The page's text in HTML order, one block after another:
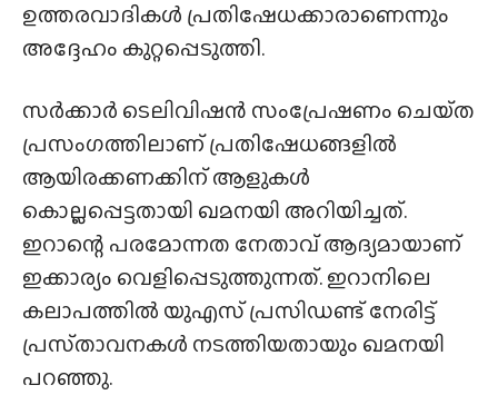
ഉത്തരവാദികൾ പ്രതിഷേധക്കാരാണെന്നും
അദ്ദേഹം കുറ്റപ്പെടുത്തി.
സർക്കാർ ടെലിവിഷൻ സംപ്രേഷണം ചെയ്‌ത
പ്രസംഗത്തിലാണ് പ്രതിഷേധങ്ങളിൽ
ആയിരക്കണക്കിന് ആളുകൾ
കൊല്ലപ്പെട്ടതായി ഖമനയി അറിയിച്ചത്.
ഇറാന്റെ പരമോന്നത നേതാവ് ആദ്യമായാണ്
ഇക്കാര്യം വെളിപ്പെടുത്തുന്നത്. ഇറാനിലെ
കലാപത്തിൽ യുഎസ് പ്രസിഡണ്ട് നേരിട്ട്
പ്രസ്‌താവനകൾ നടത്തിയതായും ഖമനയി
പറഞ്ഞു.